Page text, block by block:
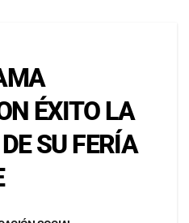
ÉXITO LA
SU FERÍA